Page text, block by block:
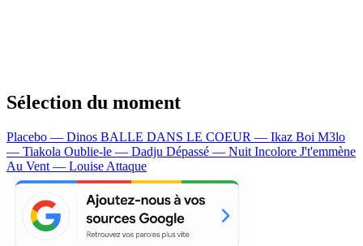
Sélection du moment
Placebo — Dinos BALLE DANS LE COEUR — Ikaz Boi M3lo
— Tiakola Oublie-le — Dadju Dépassé — Nuit Incolore J't'emmène
Au Vent — Louise Attaque